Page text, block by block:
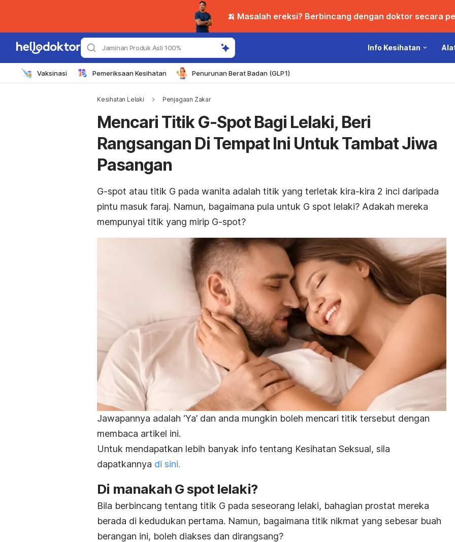
🍌 Masalah ereksi? Berbincang dengan doktor secara
Jaminan Produk Asli 100% Info Kesihatan
Vaksinasi Pemeriksaan Kesihatan Penurunan Berat Badan (GLP1)
Kesihatan Lelaki Penjagaan Zakar
Mencari Titik G-Spot Bagi Lelaki, Beri
Rangsangan Di Tempat Ini Untuk Tambat Jiwa
Pasangan
G-spot atau titik G pada wanita adalah titik yang terletak kira-kira 2 inci daripada
pintu masuk faraj. Namun, bagaimana pula untuk G spot lelaki? Adakah mereka
mempunyai titik yang mirip G-spot?
Jawapannya adalah ‘Ya’ dan anda mungkin boleh mencari titik tersebut dengan
membaca artikel ini.
Untuk mendapatkan lebih banyak info tentang Kesihatan Seksual, sila
dapatkannya di sini.
Di manakah G spot lelaki?
Bila berbincang tentang titik G pada seseorang lelaki, bahagian prostat mereka
berada di kedudukan pertama. Namun, bagaimana titik nikmat yang sebesar buah
berangan ini, boleh diakses dan dirangsang?